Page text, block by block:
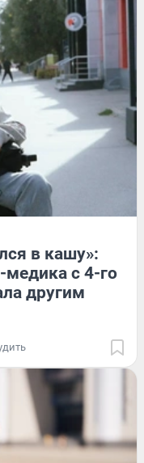
в кашу»:
медика с 4-го
другим